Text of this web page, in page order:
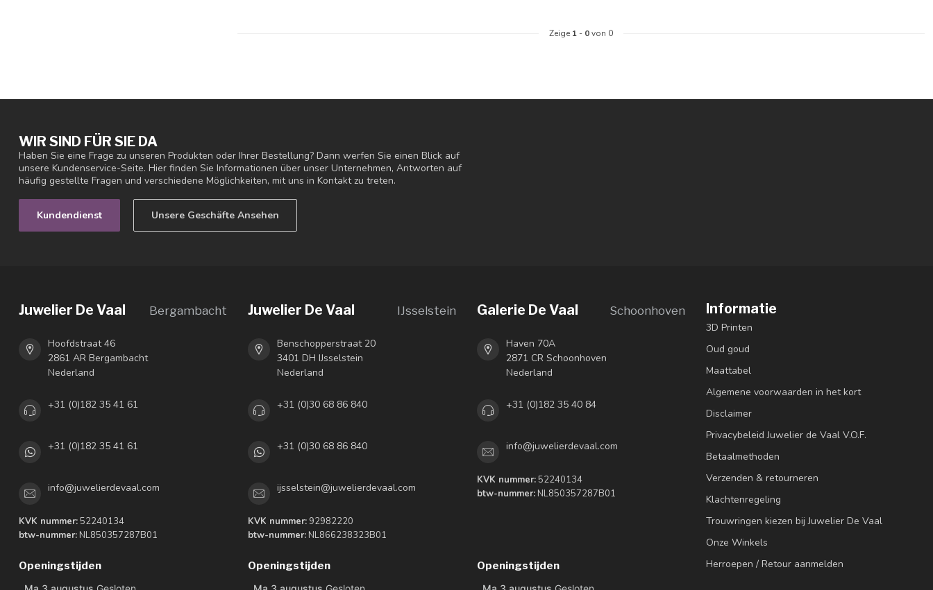
Zeige 1 - 0von 0
WIR SIND FÜR SIE DA
Haben Sie eine Frage zu unseren Produkten oder Ihrer Bestellung? Dann werfen Sie einen Blick auf
unsere Kundenservice-Seite. Hier finden Sie Informationen über unser Unternehmen, Antworten auf
häufig gestellte Fragen und verschiedene Möglichkeiten, mit uns in Kontakt zu treten.
Kundendienst Unsere Geschäfte Ansehen
Juwelier De Vaal Bergambacht
Hoofdstraat 46
2861 AR Bergambacht
Nederland
+31 (0)182 35 41 61
+31 (0)182 35 41 61
info@juwelierdevaal.com
KVK nummer: 52240134
btw-nummer: NL850357287B01
Openingstijden
Juwelier De Vaal IJsselstein
Benschopperstraat 20
3401 DH IJsselstein
Nederland
+31 (0)30 68 86 840
+31 (0)30 68 86 840
ijsselstein@juwelierdevaal.com
KVK nummer:92982220
btw-nummer: NL866238323B01
Openingstijden
Galerie De Vaal Schoonhoven
Haven 70A
2871 CR Schoonhoven
Nederland
+31 (0)182 35 40 84
info@juwelierdevaal.com
KVK nummer: 52240134
btw-nummer: NL850357287B01
Openingstijden
Informatie
3D Printen
Oud goud
Maattabel
Algemene voorwaarden in het kort
Disclaimer
Privacybeleid Juwelier de Vaal V.O.F.
Betaalmethoden
Verzenden & retourneren
Klachtenregeling
Trouwringen kiezen bij Juwelier De Vaal
Onze Winkels
Herroepen / Retour aanmelden